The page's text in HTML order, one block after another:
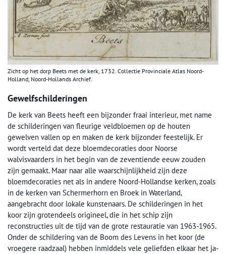
Zicht op het dorp Beets met de kerk, 1732. Collectie Provinciale Atlas Noord-
Holland, Noord-Hollands Archief.
Gewelfschilderingen
De kerk van Beets heeft een bijzonder fraai interieur, met name
de schilderingen van fleurige veldbloemen op de houten
gewelven vallen op en maken de kerk bijzonder feestelijk. Er
wordt verteld dat deze bloemdecoraties door Noorse
walvisvaarders in het begin van de zeventiende eeuw zouden
zijn gemaakt. Maar naar alle waarschijnlijkheid zijn deze
bloemdecoraties net als in andere Noord-Hollandse kerken, zoals
in de kerken van Schermerhorn en Broek in Waterland,
aangebracht door lokale kunstenaars. De schilderingen in het
koor zijn grotendeels origineel, die in het schip zijn
reconstructies uit de tijd van de grote restauratie van 1963-1965.
Onder de schildering van de Boom des Levens in het koor (de
vroegere raadzaal) hebben inmiddels vele geliefden elkaar het ja-